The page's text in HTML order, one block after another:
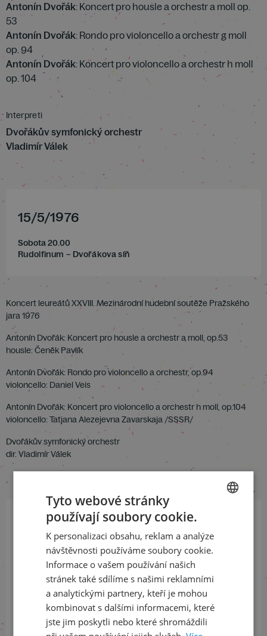
Antonín Dvořák: Koncert pro housle a orchestr a moll op.
53
Antonín Dvořák: Rondo pro violoncello a orchestr g moll
op. 94
Antonín Dvořák: Koncert pro violoncello a orchestr h moll
op. 104
Interpreti
Dvořákův symfonický orchestr
Vladimír Válek
15/5/1976
Sobota 20.00
Rudolfinum – Dvořákova síň
Koncert leureátů XXVIII. Mezinárodní hudební soutěže Pražského
jara 1976
Antonín Dvořák: Koncert pro housle a orchestr a moll, op.53
housle: Čeněk Pavlík
Antonín Dvořák: Rondo pro violoncello a orchestr, op.94
violoncello: Daniel Veis
Antonín Dvořák: Koncert pro violoncello a orchestr h moll, op.104
violoncello: Tatjana Alezejevna Zavarskaja /SSSR/
Dvořákův symfonický orchestr
dir. Vladimír Válek
Přihlaste se k našemu newsletteru
a buďte jako první v obraze
ODEBÍRAT NEWSLETTER
ENGLISH
Tyto webové stránky
používají soubory cookie.
K personalizaci obsahu, reklam a analýze
návštěvnosti používáme soubory cookie.
Informace o vašem používání našich
stránek také sdílíme s našimi reklamními
a analytickými partnery, kteří je mohou
kombinovat s dalšími informacemi, které
jste jim poskytli nebo které shromáždili